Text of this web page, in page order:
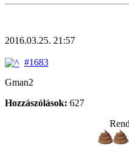
2016.03.25. 21:57
#1683
Gman2
Hozzászólások: 627